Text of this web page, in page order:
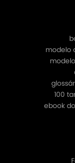
modelo
100
ebook